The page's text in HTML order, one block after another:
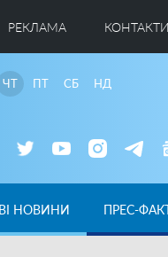
РЕКЛАМА КОНТАКТИ
ЧТ ПТ СБ НД
НОВИНИ ПРЕС-